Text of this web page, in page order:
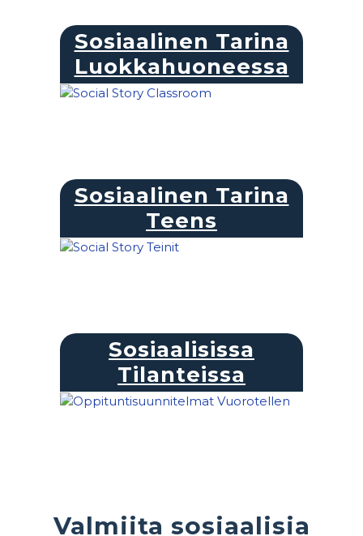
Sosiaalinen Tarina
Luokkahuoneessa
Sosiaalinen Tarina
Teens
Sosiaalisissa
Tilanteissa
Valmiita sosiaalisia